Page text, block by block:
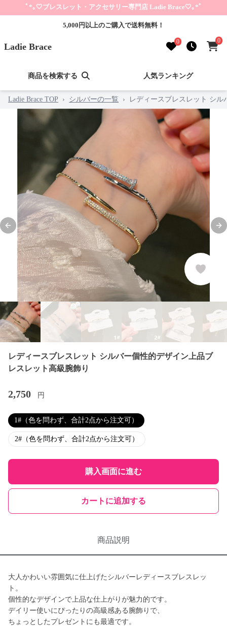
ﾟ*｡🤍ブレスレット・アクセサリー専門店 Ladie Brace🤍｡*ﾟ
5,000円以上のご購入で送料無料！
Ladie Brace 0 0
商品を検索する 人気ランキング
Ladie Brace TOP › シルバーの一覧 › レディースブレスレット シ
Previous slide
レディースブレスレット シルバー個性的デザイン上品ブ
レスレット高級腕飾り
2,750 円
1#（色を問わず、合計2点から注文可）
2#（色を問わず、合計2点から注文可）
購入画面に進む
カートに追加する
商品説明
大人かわいい雰囲気に仕上げたシルバーレディースブレスレッ
ト。
個性的なデザインで上品な仕上がりが魅力的です。
デイリー使いにぴったりの高級感ある腕飾りで、
ちょっとしたプレゼントにも最適です。